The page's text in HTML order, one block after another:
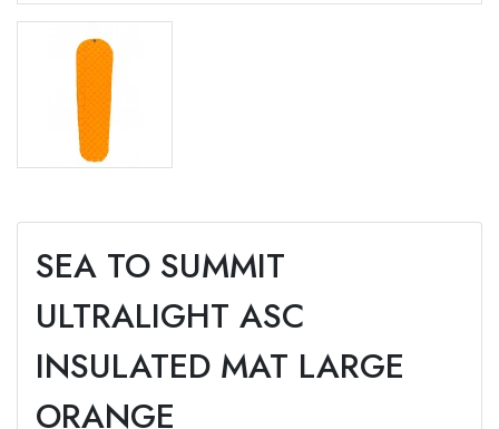
SEA TO SUMMIT
ULTRALIGHT ASC
INSULATED MAT LARGE
ORANGE